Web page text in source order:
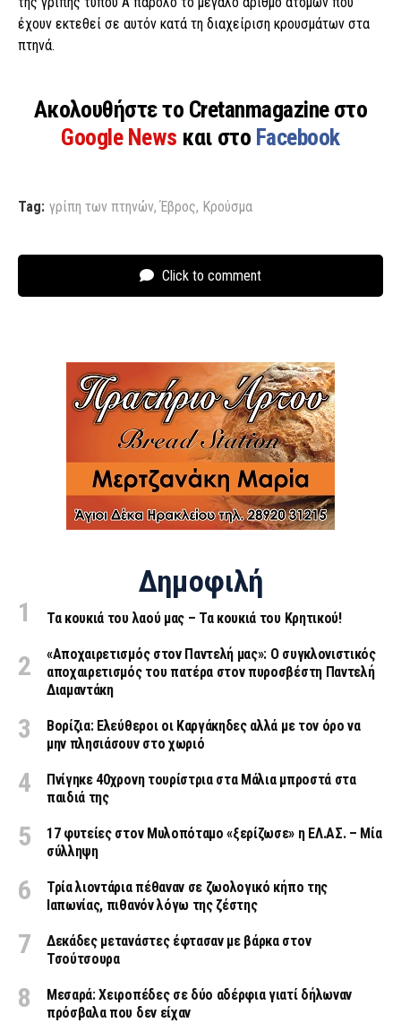
έχουν εκτεθεί σε αυτόν κατά τη διαχείριση κρουσµάτων στα
πτηνά.
Ακολουθήστε το Cretanmagazine στο
Google News και στο Facebook
Tag: γρίπη των πτηνών,Έβρος, Κρούσμα
Click to comment
Δημοφιλή
Τα κουκιά του λαού μας – Τα κουκιά του Κρητικού!
«Aποχαιρετισμός στον Παντελή μας»: Ο συγκλονιστικός
αποχαιρετισμός του πατέρα στον πυροσβέστη Παντελή
Διαμαντάκη
Βορίζια: Ελεύθεροι οι Καργάκηδες αλλά με τον όρο να
μην πλησιάσουν στο χωριό
Πνίγηκε 40χρονη τουρίστρια στα Μάλια μπροστά στα
παιδιά της
17 φυτείες στον Μυλοπόταμο «ξερίζωσε» η ΕΛ.ΑΣ. – Μία
σύλληψη
Τρία λιοντάρια πέθαναν σε ζωολογικό κήπο της
Ιαπωνίας, πιθανόν λόγω της ζέστης
Δεκάδες μετανάστες έφτασαν με βάρκα στον
Τσούτσουρα
Μεσαρά: Χειροπέδες σε δύο αδέρφια γιατί δήλωναν
πρόσβαλα που δεν είχαν